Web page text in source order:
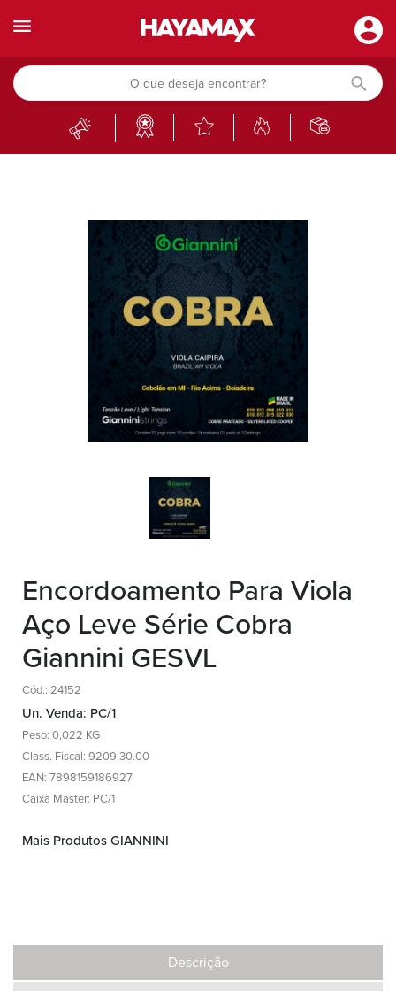
Encordoamento Para Viola
Aço Leve Série Cobra
Giannini GESVL
Cód.: 24152
Un. Venda: PC/1
Peso: 0,022 KG
Class. Fiscal: 9209.30.00
EAN: 7898159186927
Caixa Master: PC/1
Mais Produtos GIANNINI
Descrição